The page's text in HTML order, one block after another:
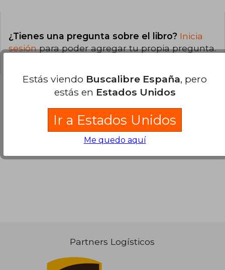
¿Tienes una pregunta sobre el libro? Inicia
sesiónpara poder agregar tu propia pregunta.
Opiniones sobre Buscalibre
Ver más opiniones de clientes
Partners Logísticos
Estás viendo Buscalibre España, pero
estás en Estados Unidos
Ir a Estados Unidos
Me quedo aquí